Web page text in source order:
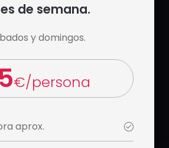
de semana.
y domingos.
€/persona
aprox.